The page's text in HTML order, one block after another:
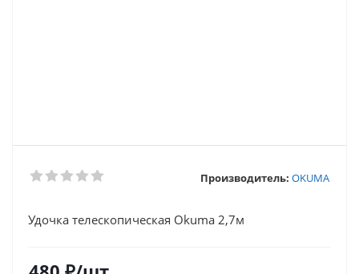
Производитель: OKUMA
Удочка телескопическая Okuma 2,7м